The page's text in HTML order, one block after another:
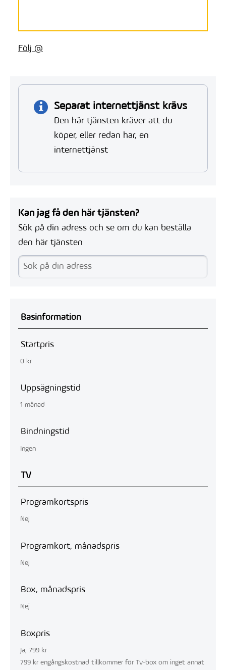
Följ @
Separat internettjänst krävs
Den här tjänsten kräver att du
köper, eller redan har, en
internettjänst
Kan jag få den här tjänsten?
Sök på din adress och se om du kan beställa
den här tjänsten
Basinformation
Startpris
0 kr
Uppsägningstid
1 månad
Bindningstid
Ingen
TV
Programkortspris
Nej
Programkort, månadspris
Nej
Box, månadspris
Nej
Boxpris
Ja, 799 kr
799 kr engångskostnad tillkommer för Tv-box om inget annat